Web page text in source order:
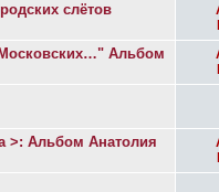
слётов
Альбом
>: Альбом Анатолия